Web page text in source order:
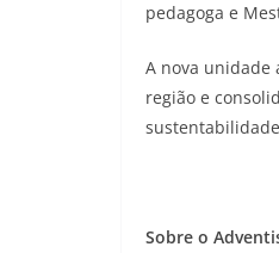
pedagoga e
A nova unidade
região e
Sobre o